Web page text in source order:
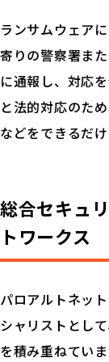
ランサムウェア
寄りの警察署ま
に通報し、対応
と法的対応のた
などをできるだ
総合セキュ
トワークス
パロアルトネッ
シャリストとし
を積み重ねてい